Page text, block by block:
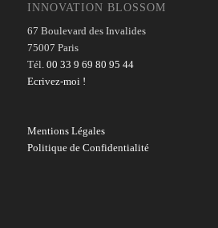
INNOVATION BLOSSOM
67 Boulevard des Invalides
75007 Paris
Tél. 00 33 9 69 80 95 44
Ecrivez-moi !
Mentions Légales
Politique de Confidentialité